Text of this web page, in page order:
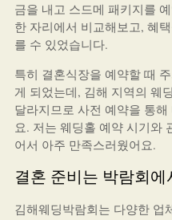
금을 내고 스드메 패키지를
한 자리에서 비교해보고, 혜
를 수 있었습니다.
특히 결혼식장을 예약할 때
게 되었는데, 김해 지역의 웨
달라지므로 사전 예약을 통
요. 저는 웨딩홀 예약 시기와
어서 아주 만족스러웠어요.
결혼 준비는 박람회에
김해웨딩박람회는 다양한 업